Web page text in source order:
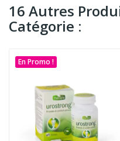
16 Autres
Catégorie :
En Promo !